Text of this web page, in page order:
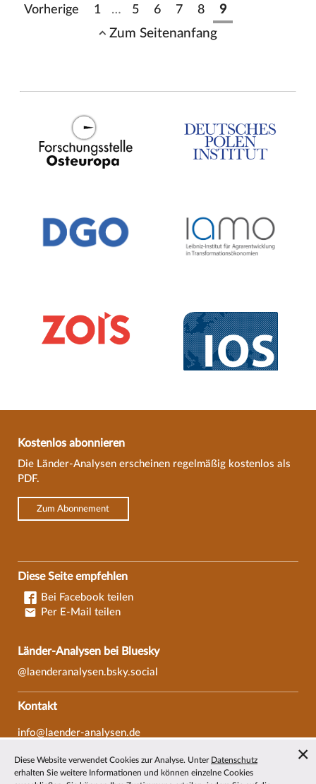
Vorherige 1 … 5 6 7 8 9
Zum Seitenanfang
Kostenlos abonnieren
Die Länder-Analysen erscheinen regelmäßig kostenlos als
PDF.
Zum Abonnement
Diese Seite empfehlen
Bei Facebook teilen
Per E-Mail teilen
Länder-Analysen bei Bluesky
@laenderanalysen.bsky.social
Kontakt
info@laender-analysen.de
Fax: 0421/218-69607
Diese Website verwendet Cookies zur Analyse. Unter Datenschutz
erhalten Sie weitere Informationen und können einzelne Cookies